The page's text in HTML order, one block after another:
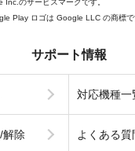
Play ロゴは Google LLC の商標で
サポート情報
対応機種一
解除 よくある質